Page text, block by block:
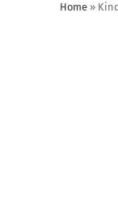
Home »